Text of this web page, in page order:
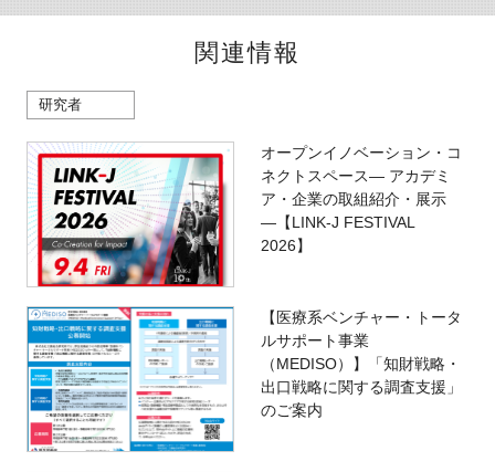
関連情報
研究者
オープンイノベーション・コ
ネクトスペース― アカデミ
ア・企業の取組紹介・展示
―【LINK-J FESTIVAL
2026】
【医療系ベンチャー・トータ
ルサポート事業
（MEDISO）】「知財戦略・
出口戦略に関する調査支援」
のご案内